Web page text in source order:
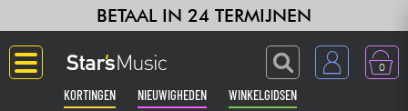
BETAAL IN 24 TERMIJNEN
0
KORTINGEN NIEUWIGHEDEN WINKELGIDSEN